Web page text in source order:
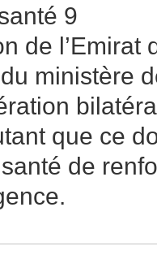
9
de l’Emirat
ministère
que ce
de